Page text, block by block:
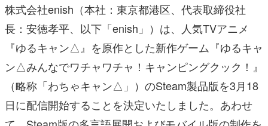
株式会社enish（本社：東京都港区、代表取締役社
長：安徳孝平、以下「enish」）は、人気TVアニメ
『ゆるキャン△』を原作とした新作ゲーム『ゆるキャ
ン△みんなでワチャワチャ！キャンピングクック！』
（略称「わちゃキャン△」）のSteam製品版を3月18
日に配信開始することを決定いたしました。あわせ